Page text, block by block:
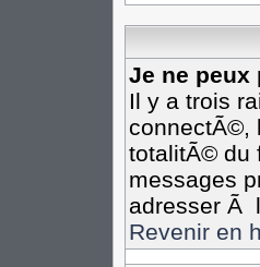
Je ne peux
Il y a trois
connectÃ©,
totalitÃ© du
messages
adresser Ã
Revenir en